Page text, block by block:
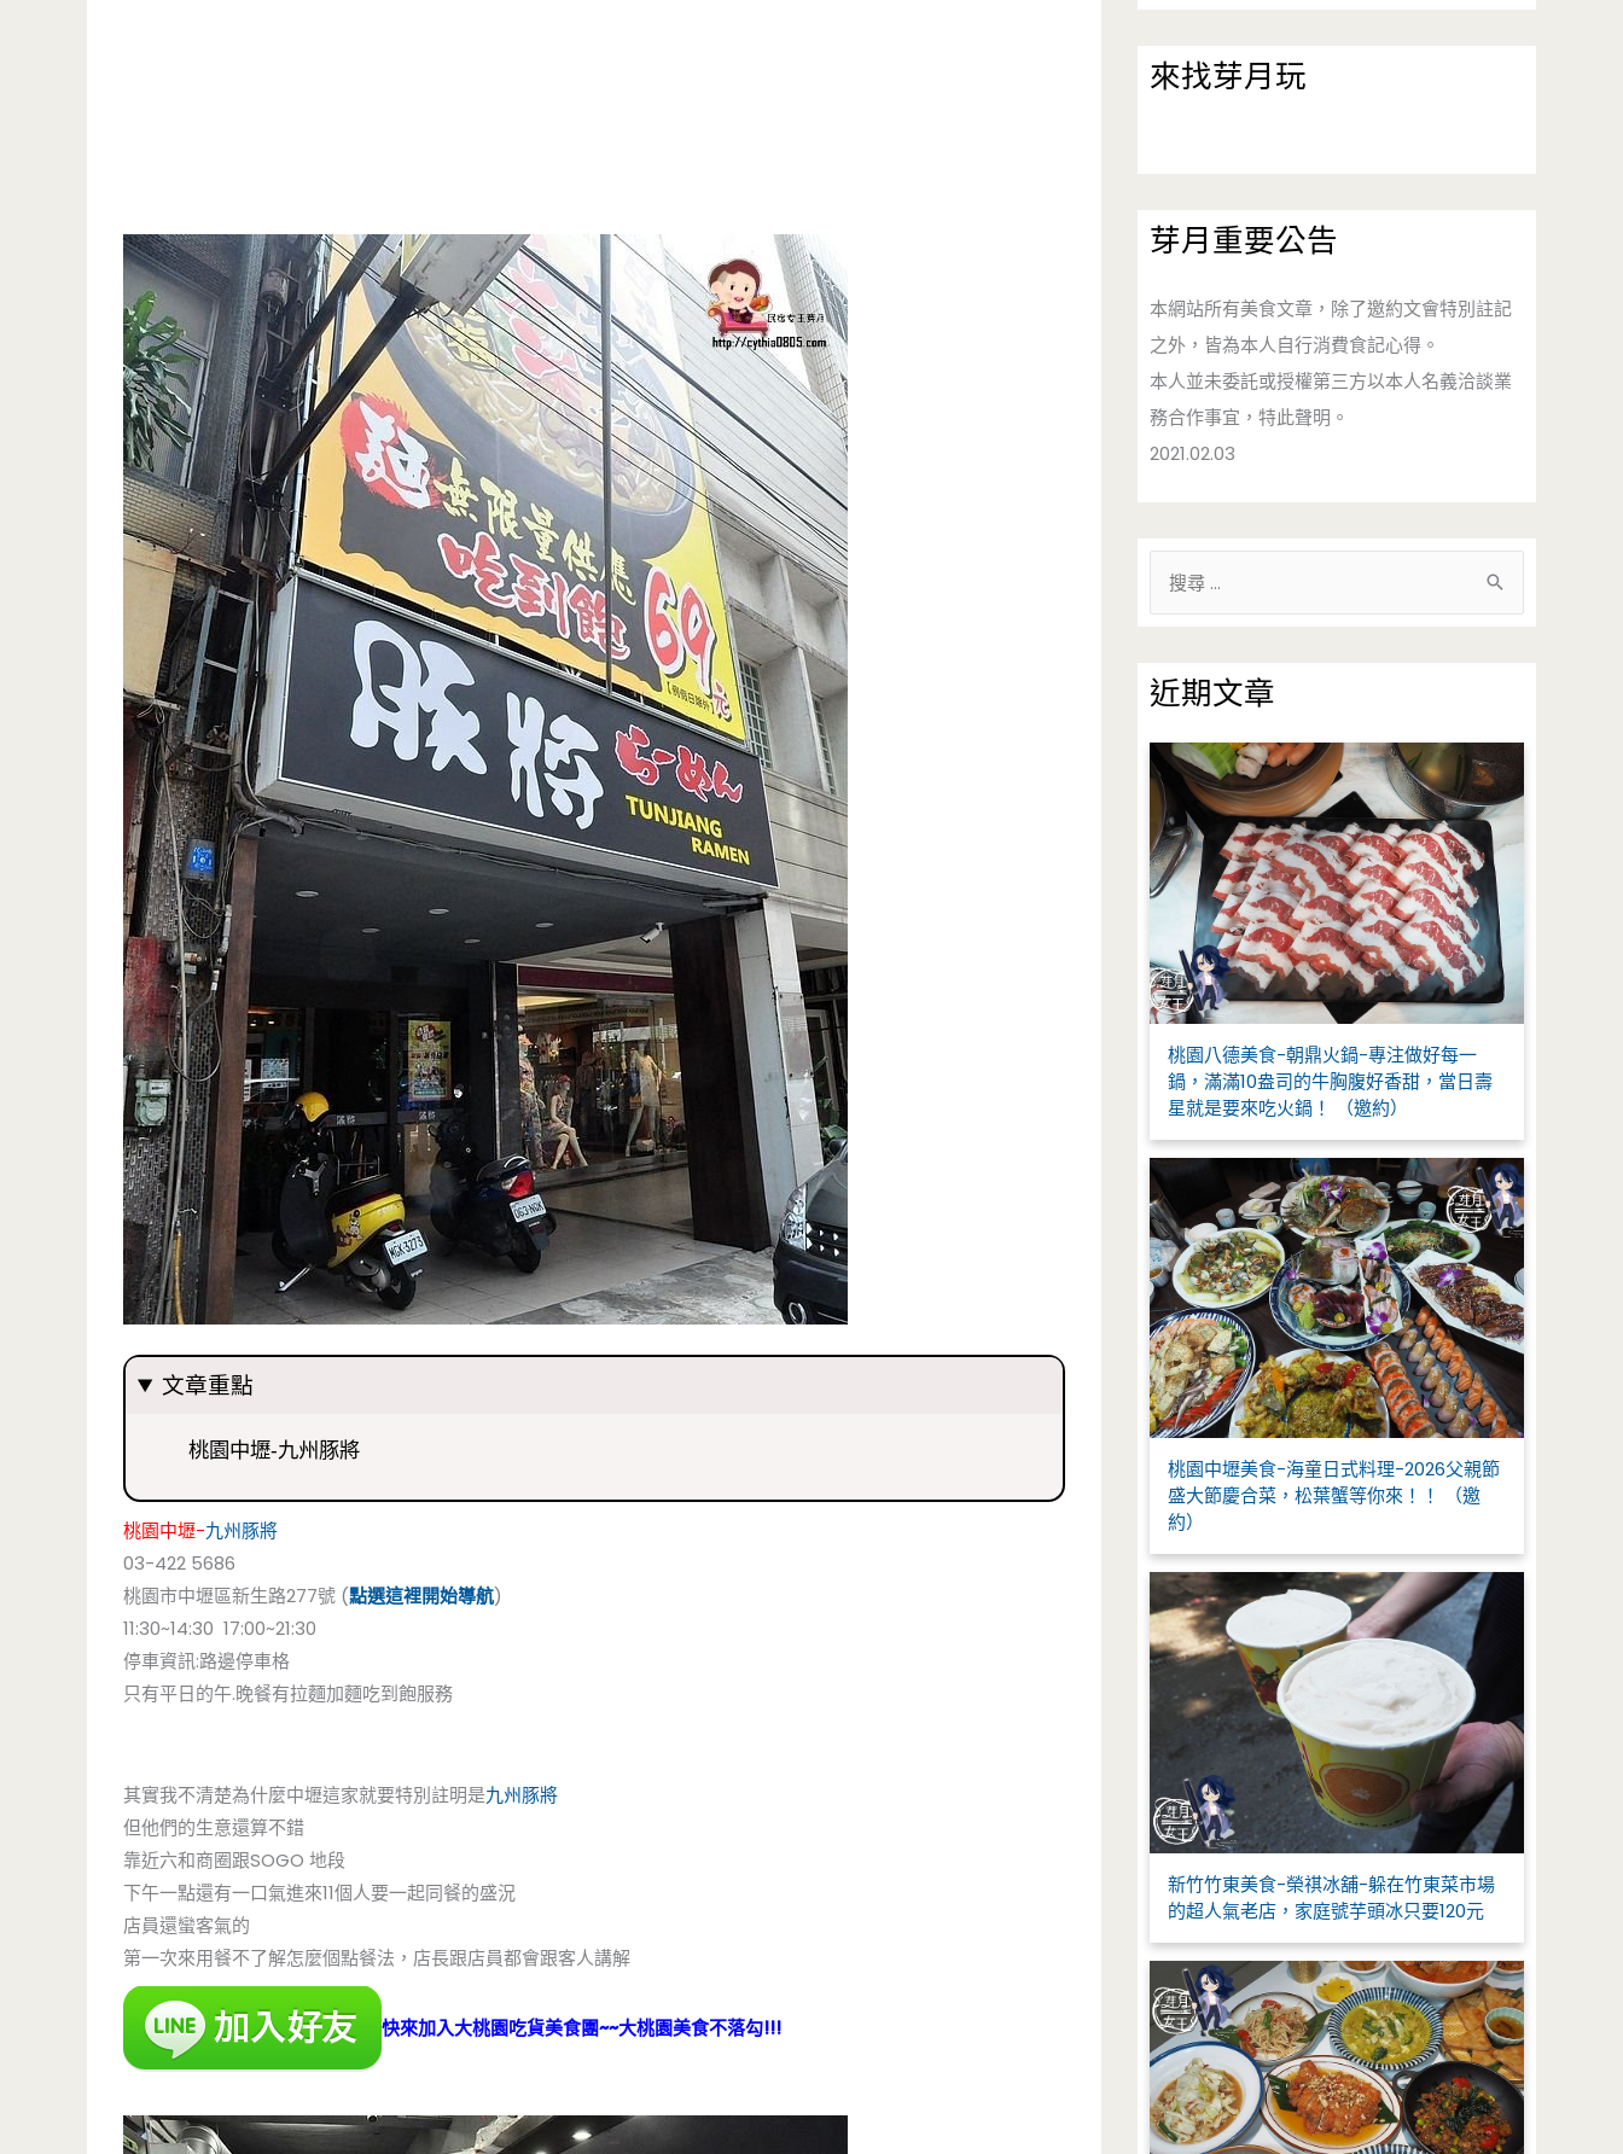
文章重點
桃園中壢-九州豚將
桃園中壢-九州豚將
03-422 5686
桃園市中壢區新生路277號 (點選這裡開始導航)
11:30~14:30 17:00~21:30
停車資訊:路邊停車格
只有平日的午.晚餐有拉麵加麵吃到飽服務
其實我不清楚為什麼中壢這家就要特別註明是九州豚將
但他們的生意還算不錯
靠近六和商圈跟SOGO 地段
下午一點還有一口氣進來11個人要一起同餐的盛況
店員還蠻客氣的
第一次來用餐不了解怎麼個點餐法，店長跟店員都會跟客人講解
快來加入大桃園吃貨美食團~~大桃園美食不落勾!!!
來找芽月玩
芽月重要公告
本網站所有美食文章，除了邀約文會特別註記
之外，皆為本人自行消費食記心得。
本人並未委託或授權第三方以本人名義洽談業
務合作事宜，特此聲明。
2021.02.03
鍵
字
:
近期文章
桃園八德美食-朝鼎火鍋-專注做好每一
鍋，滿滿10盎司的牛胸腹好香甜，當日壽
星就是要來吃火鍋！ （邀約）
桃園中壢美食-海童日式料理-2026父親節
盛大節慶合菜，松葉蟹等你來！！ （邀
約）
新竹竹東美食-榮祺冰舖-躲在竹東菜市場
的超人氣老店，家庭號芋頭冰只要120元